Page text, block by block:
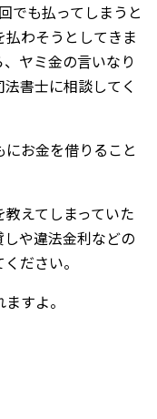
でも払ってしまうと
わそうとしてきま
ヤミ金の言いなり
書士に相談してく
お金を借りること
えてしまっていた
や違法金利などの
ださい。
すよ。